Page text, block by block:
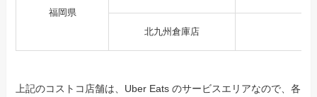
福岡県
北九州倉庫店
上記のコストコ店舗は、Uber Eats のサービスエリアなので、各